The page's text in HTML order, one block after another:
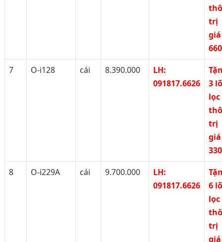
thô
trị
giá
7
O-i128 cái 8.390.000
LH:
091817.6626
3
lọc
thô
trị
giá
8
O-i229A cái 9.700.000
LH:
091817.6626
6
lọc
thô
trị
giá